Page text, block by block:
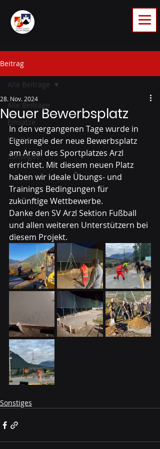
Beitrag
Alle Beiträge
Einsätze
Übung
Sonstiges
Alle Beiträge
Neuer Bewerbsplatz
28. Nov. 2024
In den vergangenen Tage wurde in
Eigenregie der neue Bewerbsplatz
am Areal des Sportplatzes Arzl
errichtet. Mit diesem neuen Platz
haben wir ideale Übungs- und
Trainings Bedingungen für
zukünftige Wettbewerbe.
Danke den SV Arzl Sektion Fußball
und allen weiteren Unterstützern bei
diesem Projekt.
Sonstiges